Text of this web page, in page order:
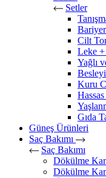
Setler
Cilt
Leke +
Yağlı
Kuru
Gıda
Güneş Ürünleri
Saç Bakımı
Saç Bakımı
Dökülme
Dökülme